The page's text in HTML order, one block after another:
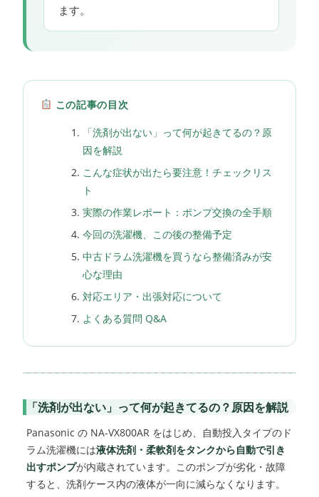
ます。
この記事の目次
「洗剤が出ない」って何が起きてるの？原
因を解説
こんな症状が出たら要注意！チェックリス
ト
実際の作業レポート：ポンプ交換の全手順
今回の洗濯機、この後の整備予定
中古ドラム洗濯機を買うなら整備済みが安
心な理由
対応エリア・出張対応について
よくある質問 Q&A
「洗剤が出ない」って何が起きてるの？原因を解説
Panasonic の NA-VX800AR をはじめ、自動投入タイプのド
ラム洗濯機には液体洗剤・柔軟剤をタンクから自動で引き
出すポンプが内蔵されています。このポンプが劣化・故障
すると、洗剤ケース内の液体が一向に減らなくなります。